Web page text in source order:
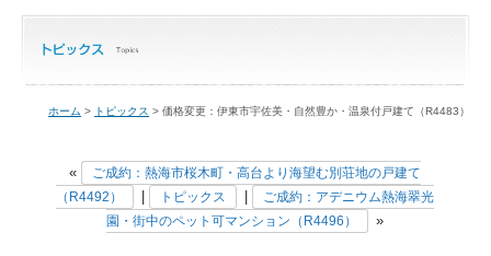
ホーム > トピックス > 価格変更：伊東市宇佐美・自然豊か・温泉付戸建て（R4483）
«
ご成約：熱海市桜木町・高台より海望む別荘地の戸建て
（R4492）
トピックス
ご成約：アデニウム熱海翠光
園・街中のペット可マンション（R4496）
»